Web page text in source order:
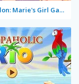
Nail Salon: Marie's Girl Games